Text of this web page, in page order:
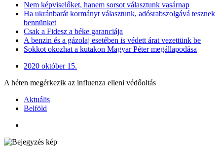
Nem képviselőket, hanem sorsot választunk vasárnap
Ha ukránbarát kormányt választunk, adósrabszolgává tesznek
bennünket
Csak a Fidesz a béke garanciája
A benzin és a gázolaj esetében is védett árat vezettünk be
Sokkot okozhat a kutakon Magyar Péter megállapodása
2020 október 15.
A héten megérkezik az influenza elleni védőoltás
Aktuális
Belföld